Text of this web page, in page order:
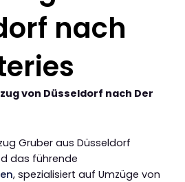
nach
von Düsseldorf nach Der
Gruber aus Düsseldorf
das führende
, spezialisiert auf Umzüge von